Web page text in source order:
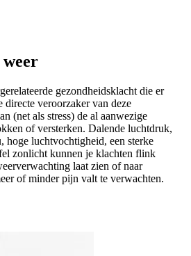
gezondheidsklacht die er
directe veroorzaker van deze
(net als stress) de al aanwezige
of versterken. Dalende luchtdruk,
hoge luchtvochtigheid, een sterke
zonlicht kunnen je klachten flink
laat zien of naar
of minder pijn valt te verwachten.